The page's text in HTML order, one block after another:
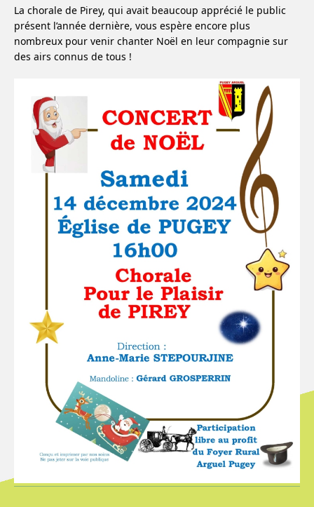
La chorale de Pirey, qui avait beaucoup apprécié le public
présent l’année dernière, vous espère encore plus
nombreux pour venir chanter Noël en leur compagnie sur
des airs connus de tous !